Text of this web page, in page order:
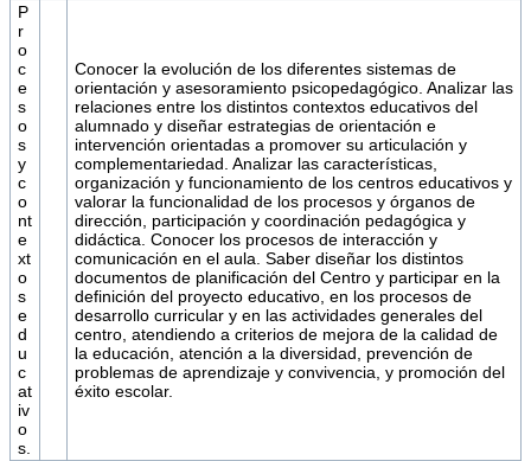
P
r
o
c
e
s
o
s
y
c
o
nt
e
xt
o
s
e
d
u
c
at
iv
o
s.
Conocer la evolución de los diferentes sistemas de
orientación y asesoramiento psicopedagógico. Analizar las
relaciones entre los distintos contextos educativos del
alumnado y diseñar estrategias de orientación e
intervención orientadas a promover su articulación y
complementariedad. Analizar las características,
organización y funcionamiento de los centros educativos y
valorar la funcionalidad de los procesos y órganos de
dirección, participación y coordinación pedagógica y
didáctica. Conocer los procesos de interacción y
comunicación en el aula. Saber diseñar los distintos
documentos de planificación del Centro y participar en la
definición del proyecto educativo, en los procesos de
desarrollo curricular y en las actividades generales del
centro, atendiendo a criterios de mejora de la calidad de
la educación, atención a la diversidad, prevención de
problemas de aprendizaje y convivencia, y promoción del
éxito escolar.